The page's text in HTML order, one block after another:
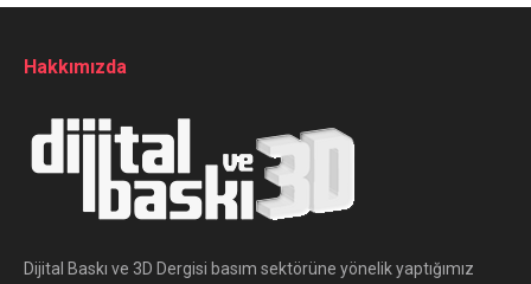
Hakkımızda
Dijital Baskı ve 3D Dergisi basım sektörüne yönelik yaptığımız